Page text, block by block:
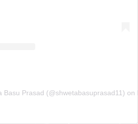
Basu Prasad (@shwetabasuprasad11) on